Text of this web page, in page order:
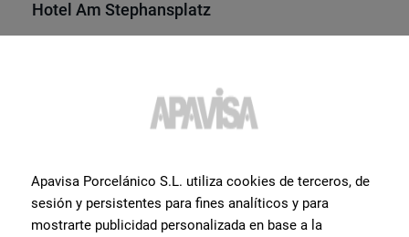
Hotel Am Stephansplatz
Apavisa Porcelánico S.L. utiliza cookies de terceros, de
sesión y persistentes para fines analíticos y para
mostrarte publicidad personalizada en base a la